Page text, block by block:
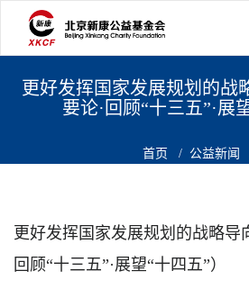
更好发挥国家发展规划的战
要论·回顾“十三五”·展
首页 / 公益新闻
更好发挥国家发展规划的战略导
回顾“十三五”·展望“十四五”）